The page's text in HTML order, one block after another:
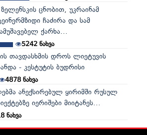
ცნობით, უკრაინამ
ჩაძირა და სამ
ქარხა...
5242ნახვა
თავდასხმის დროს ლიეტუვის
- კესტუტის ბუდრისი
4878ნახვა
ანექსირებულ ყირიმში რუსულ
იერიშები მიიტანეს...
ნახვა